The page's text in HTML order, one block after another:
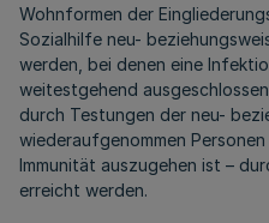
Wohnformen der
Sozialhilfe neu-
werden, bei denen eine
weitestgehend
durch Testungen der neu-
wiederaufgenommen
Immunität auszugehen ist –
erreicht werden.